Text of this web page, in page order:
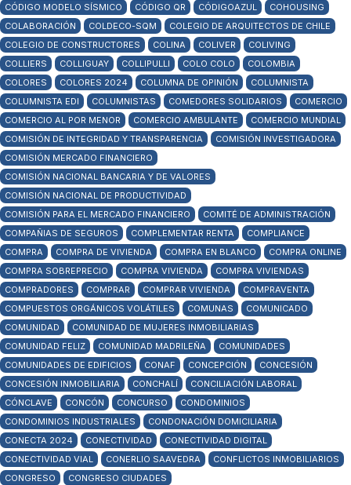
CÓDIGO MODELO SÍSMICO
CÓDIGO QR CÓDIGOAZUL
COHOUSING
COLABORACIÓN
COLDECO-SQM
COLEGIO DE ARQUITECTOS DE CHILE
COLEGIO DE CONSTRUCTORES
COLINA COLIVER
COLIVING
COLLIERS
COLLIGUAY COLLIPULLI COLO COLO
COLOMBIA
COLORES
COLORES 2024 COLUMNA DE OPINIÓN
COLUMNISTA
COLUMNISTA EDI
COLUMNISTAS COMEDORES SOLIDARIOS
COMERCIO
COMERCIO AL POR MENOR
COMERCIO AMBULANTE
COMERCIO MUNDIAL
COMISIÓN DE INTEGRIDAD Y TRANSPARENCIA
COMISIÓN INVESTIGADORA
COMISIÓN MERCADO FINANCIERO
COMISIÓN NACIONAL BANCARIA Y DE VALORES
COMISIÓN NACIONAL DE PRODUCTIVIDAD
COMISIÓN PARA EL MERCADO FINANCIERO
COMITÉ DE ADMINISTRACIÓN
COMPAÑIAS DE SEGUROS
COMPLEMENTAR RENTA
COMPLIANCE
COMPRA
COMPRA DE VIVIENDA COMPRA EN BLANCO
COMPRA ONLINE
COMPRA SOBREPRECIO
COMPRA VIVIENDA
COMPRA VIVIENDAS
COMPRADORES
COMPRAR COMPRAR VIVIENDA
COMPRAVENTA
COMPUESTOS ORGÁNICOS VOLÁTILES
COMUNAS
COMUNICADO
COMUNIDAD
COMUNIDAD DE MUJERES INMOBILIARIAS
COMUNIDAD FELIZ
COMUNIDAD MADRILEÑA
COMUNIDADES
COMUNIDADES DE EDIFICIOS
CONAF CONCEPCIÓN
CONCESIÓN
CONCESIÓN INMOBILIARIA
CONCHALÍ
CONCILIACIÓN LABORAL
CÓNCLAVE
CONCÓN CONCURSO
CONDOMINIOS
CONDOMINIOS INDUSTRIALES
CONDONACIÓN DOMICILIARIA
CONECTA 2024
CONECTIVIDAD
CONECTIVIDAD DIGITAL
CONECTIVIDAD VIAL
CONERLIO SAAVEDRA
CONFLICTOS INMOBILIARIOS
CONGRESO
CONGRESO CIUDADES